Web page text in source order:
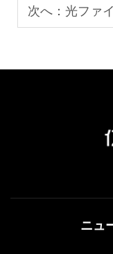
次へ： 光ファイバー ケ
ニュ